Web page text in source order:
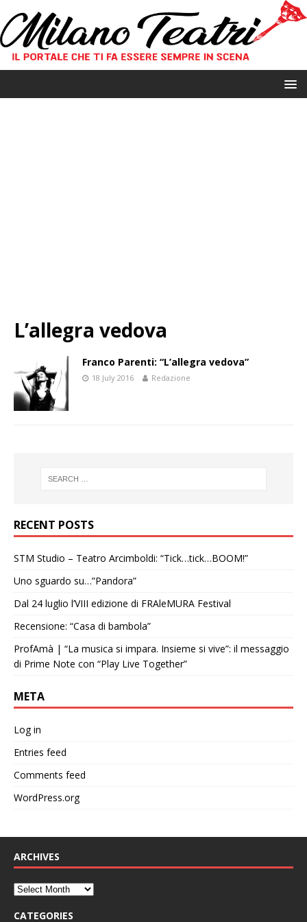
L’allegra vedova
Franco Parenti: “L’allegra vedova”
18 July 2016 Redazione
RECENT POSTS
STM Studio – Teatro Arcimboldi: “Tick…tick…BOOM!”
Uno sguardo su…”Pandora”
Dal 24 luglio l’VIII edizione di FRAleMURA Festival
Recensione: “Casa di bambola”
ProfAmà | “La musica si impara. Insieme si vive”: il messaggio
di Prime Note con “Play Live Together”
META
Log in
Entries feed
Comments feed
WordPress.org
ARCHIVES
CATEGORIES